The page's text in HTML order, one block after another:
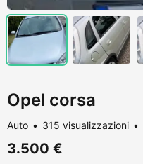
Opel corsa
Auto 315 visualizzazioni
3.500 €